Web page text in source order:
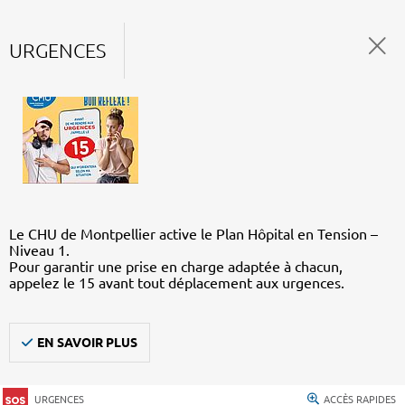
URGENCES
Le CHU de Montpellier active le Plan Hôpital en Tension –
Niveau 1.
Pour garantir une prise en charge adaptée à chacun,
appelez le 15 avant tout déplacement aux urgences.
EN SAVOIR PLUS
URGENCES ACCÈS RAPIDES